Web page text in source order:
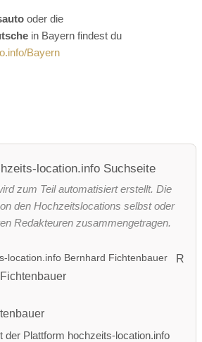
oder die
in Bayern findest du
Bayern
location.info Suchseite
zum Teil automatisiert erstellt. Die
den Hochzeitslocations selbst oder
Redakteuren zusammengetragen.
R
der Plattform hochzeits-location.info